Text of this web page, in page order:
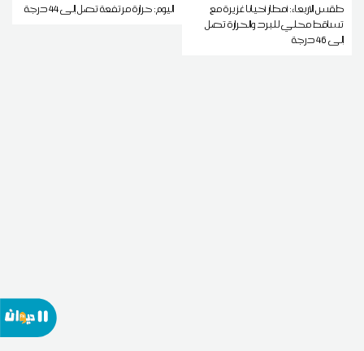
طقس الاربعاء: أمطار أحيانا غزيرة مع
تساقط محلي للبرد والحرارة تصل
إلى 46 درجة
اليوم: حرارة مرتفعة تصل إلى 44 درجة